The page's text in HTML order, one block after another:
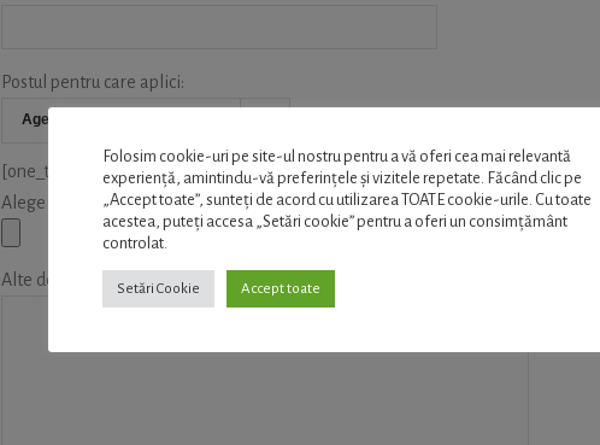
Postul pentru care aplici:
[one_third]
Alege CV-ul (format PDF sau TXT )
Alte detalii/observatii
Folosim cookie-uri pe site-ul nostru pentru a vă oferi cea mai relevantă
experiență, amintindu-vă preferințele și vizitele repetate. Făcând clic pe
„Accept toate”, sunteți de acord cu utilizarea TOATE cookie-urile. Cu toate
acestea, puteți accesa „Setări cookie” pentru a oferi un consimțământ
controlat.
Setări Cookie Accept toate